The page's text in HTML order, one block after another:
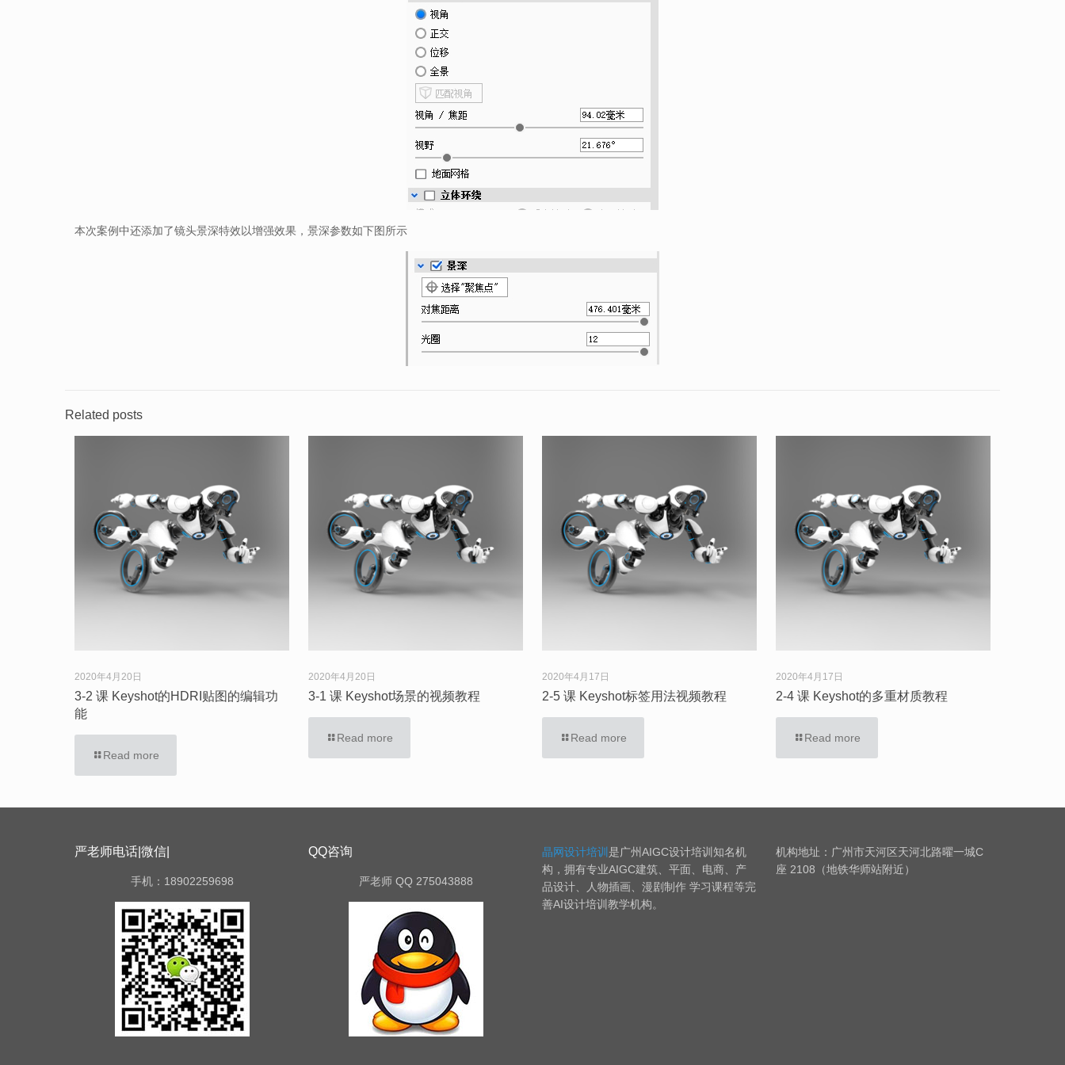
本次案例中还添加了镜头景深特效以增强效果，景深参数如下图所示
Related posts
2020年4月20日
3-2 课 Keyshot的HDRI贴图的编辑功
能
Read more
2020年4月20日
3-1 课 Keyshot场景的视频教程
Read more
2020年4月17日
2-5 课 Keyshot标签用法视频教程
Read more
2020年4月17日
2-4 课 Keyshot的多重材质教程
Read more
严老师电话|微信|
手机：18902259698
QQ咨询
严老师 QQ 275043888
晶网设计培训 是广州AIGC设计培训知名机
构，拥有专业AIGC建筑、平面、电商、产
品设计、人物插画、漫剧制作 学习课程等完
善AI设计培训教学机构。
机构地址：广州市天河区天河北路曜一城C
座 2108（地铁华师站附近）